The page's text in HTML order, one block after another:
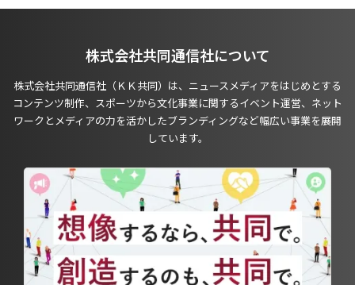
株式会社共同通信社について
株式会社共同通信社（ＫＫ共同）は、ニュースメディアをはじめとする
コンテンツ制作、スポーツから文化事業に関するイベント運営、ネット
ワークとメディアの力を活かしたブランディングなど幅広い事業を展開
しています。